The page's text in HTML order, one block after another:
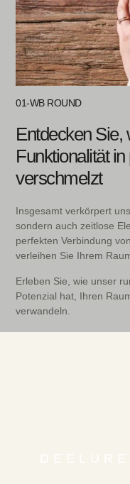
01-WB ROUND
Entdecken Sie,
Funktionalität
verschmelzt
Insgesamt verkörpert
sondern auch zeitlose
perfekten Verbindung
verleihen Sie Ihrem
Erleben Sie, wie unser
Potenzial hat, Ihren
verwandeln.